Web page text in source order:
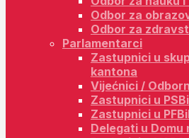
Odbor za
Odbor za
Parlamentarci
Zastupnici u
kantona
Vijećnici /
Zastupnici u
Zastupnici u
Delegati u Domu